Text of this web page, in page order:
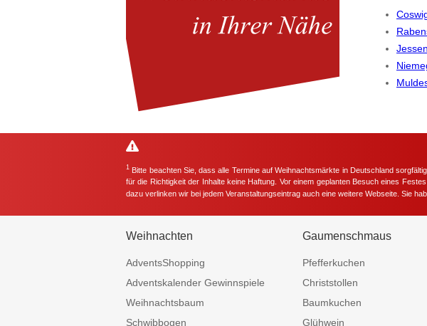
1 Bitte beachten Sie, dass alle Termine auf Weihnachtsmärkte in Deutschland
für die Richtigkeit der Inhalte keine Haftung. Vor einem geplanten Besuch eines
dazu verlinken wir bei jedem Veranstaltungseintrag auch eine weitere Webseite. Sie
Weihnachten
AdventsShopping
Adventskalender Gewinnspiele
Weihnachtsbaum
Schwibbogen
Gaumenschmaus
Pfefferkuchen
Christstollen
Baumkuchen
Glühwein